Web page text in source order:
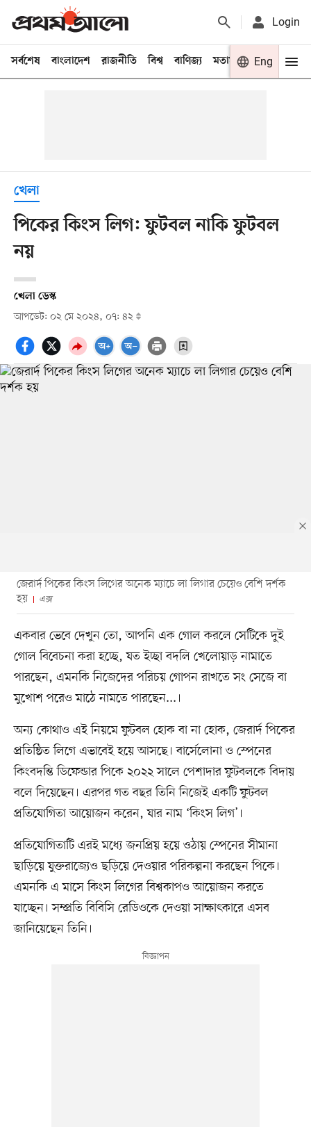
Login
সর্বশেষ বাংলাদেশ রাজনীতি বিশ্ব বাণিজ্য মতামত খেলা
Eng
খেলা
পিকের কিংস লিগ: ফুটবল নাকি ফুটবল
নয়
খেলা ডেস্ক
আপডেট: ০২ মে ২০২৪, ০৭: ৪২
জেরার্দ পিকের কিংস লিগের অনেক ম্যাচে লা লিগার চেয়েও বেশি দর্শক
হয়
এক্স
একবার ভেবে দেখুন তো, আপনি এক গোল করলে সেটিকে দুই
গোল বিবেচনা করা হচ্ছে, যত ইচ্ছা বদলি খেলোয়াড় নামাতে
পারছেন, এমনকি নিজেদের পরিচয় গোপন রাখতে সং সেজে বা
মুখোশ পরেও মাঠে নামতে পারছেন...।
অন্য কোথাও এই নিয়মে ফুটবল হোক বা না হোক, জেরার্দ পিকের
প্রতিষ্ঠিত লিগে এভাবেই হয়ে আসছে। বার্সেলোনা ও স্পেনের
কিংবদন্তি ডিফেন্ডার পিকে ২০২২ সালে পেশাদার ফুটবলকে বিদায়
বলে দিয়েছেন। এরপর গত বছর তিনি নিজেই একটি ফুটবল
প্রতিযোগিতা আয়োজন করেন, যার নাম ‘কিংস লিগ’।
প্রতিযোগিতাটি এরই মধ্যে জনপ্রিয় হয়ে ওঠায় স্পেনের সীমানা
ছাড়িয়ে যুক্তরাজ্যেও ছড়িয়ে দেওয়ার পরিকল্পনা করছেন পিকে।
এমনকি এ মাসে কিংস লিগের বিশ্বকাপও আয়োজন করতে
যাচ্ছেন। সম্প্রতি বিবিসি রেডিওকে দেওয়া সাক্ষাৎকারে এসব
জানিয়েছেন তিনি।